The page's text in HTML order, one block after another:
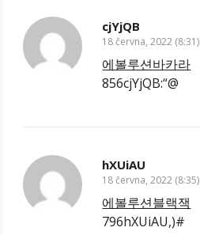
cjYjQB
18 června, 2022 (8:31)
에볼루션바카라
856cjYjQB:“@
hXUiAU
18 června, 2022 (8:35)
에볼루션블랙잭
796hXUiAU,)#